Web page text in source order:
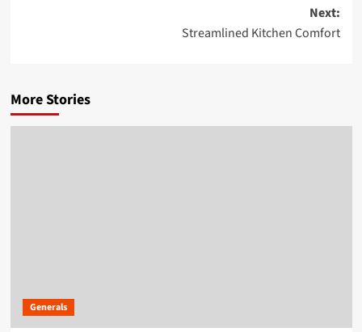
Next:
Streamlined Kitchen Comfort
More Stories
Generals